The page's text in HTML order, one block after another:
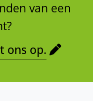
van een
ons op.